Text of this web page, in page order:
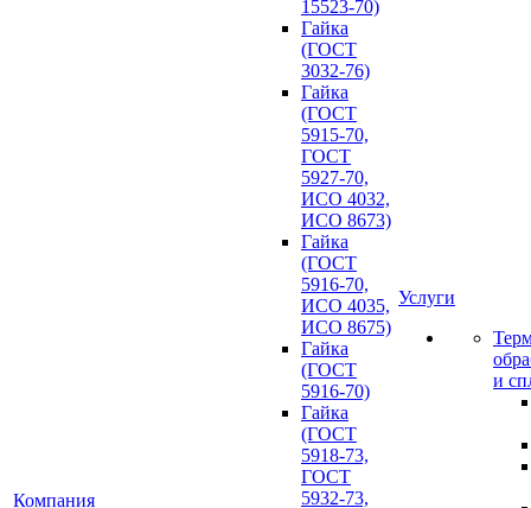
Компания
15523-70)
Гайка
(ГОСТ
3032-76)
Гайка
(ГОСТ
5915-70,
ГОСТ
5927-70,
ИСО 4032,
ИСО 8673)
Гайка
(ГОСТ
5916-70,
ИСО 4035,
ИСО 8675)
Гайка
(ГОСТ
5916-70)
Гайка
(ГОСТ
5918-73,
ГОСТ
5932-73,
Услуги
и